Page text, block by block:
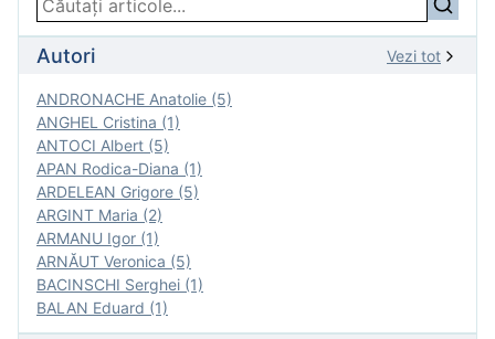
Autori Vezi tot
ANDRONACHE Anatolie (5)
ANGHEL Cristina (1)
ANTOCI Albert (5)
APAN Rodica-Diana (1)
ARDELEAN Grigore (5)
ARGINT Maria (2)
ARMANU Igor (1)
ARNĂUT Veronica (5)
BACINSCHI Serghei (1)
BALAN Eduard (1)